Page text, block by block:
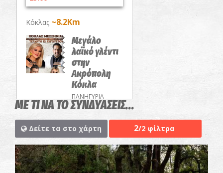
Κόκλας ~8.2Km
Μεγάλο
λαϊκό γλέντι
στην
Ακρόπολη
Κόκλα
ΠΑΝΗΓΥΡΙΑ
ΜΕ ΤΙ ΝΑ ΤΟ ΣΥΝΔΥΑΣΕΙΣ...
Δείτε τα στο χάρτη 2/2 φίλτρα